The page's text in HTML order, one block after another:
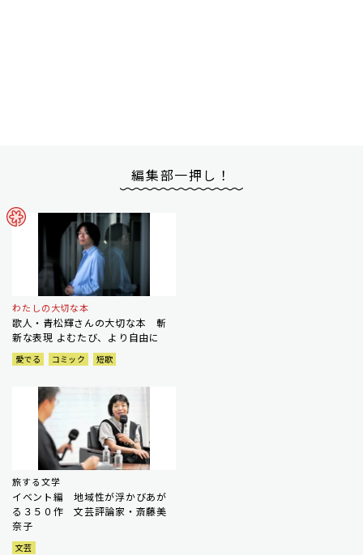
編集部一押し！
わたしの大切な本
歌人・青松輝さんの大切な本 斬
新な表現 よむたび、より自由に
愛でる コミック 短歌
旅する文学
イベント編 地域性が浮かびあが
る３５０作 文芸評論家・斎藤美
奈子
文芸